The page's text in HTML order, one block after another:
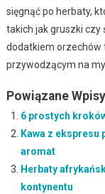
sięgnąć po herbaty,
takich jak gruszki czy
dodatkiem orzechów
przywodzącym na
Powiązane
6 prostych
Kawa z
aromat
Herbaty
kontynentu